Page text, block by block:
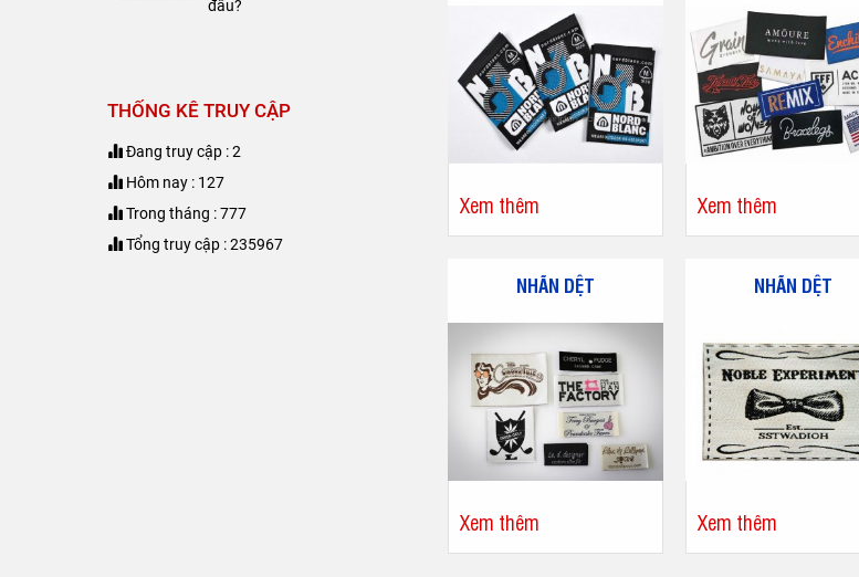
THỐNG KÊ TRUY CẬP
Đang truy cập : 2
Hôm nay : 127
Trong tháng : 777
Tổng truy cập : 235967
Xem thêm Xem thêm
NHÃN DỆT
Xem thêm
NHÃN DỆT
Xem thêm